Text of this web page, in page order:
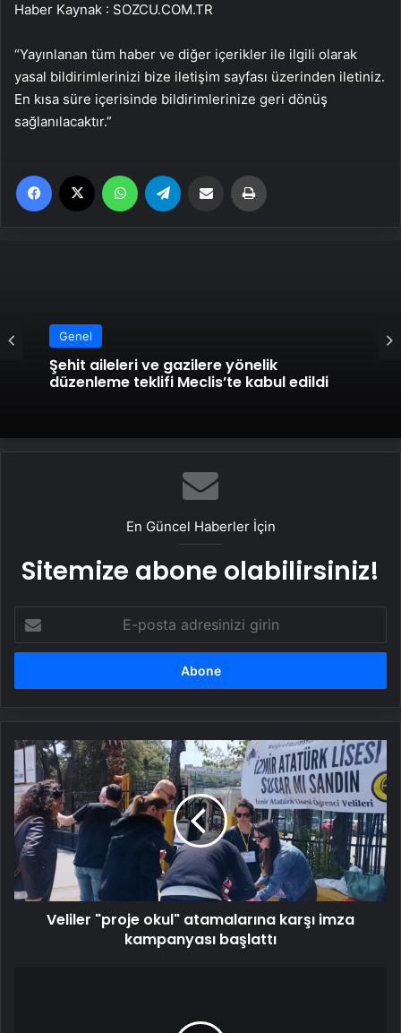
Haber Kaynak : SOZCU.COM.TR
“Yayınlanan tüm haber ve diğer içerikler ile ilgili olarak
yasal bildirimlerinizi bize iletişim sayfası üzerinden iletiniz.
En kısa süre içerisinde bildirimlerinize geri dönüş
sağlanılacaktır.”
Facebook WhatsApp Email'den paylaş
Genel
Şehit aileleri ve gazilere yönelik
düzenleme teklifi Meclis’te kabul edildi
En Güncel Haberler İçin
Sitemize abone olabilirsiniz!
posta
adresinizi
Veliler
"proje
okul"
atamalarına
karşı
imza
kampanyası
başlattı
Veliler "proje okul" atamalarına karşı imza
kampanyası başlattı